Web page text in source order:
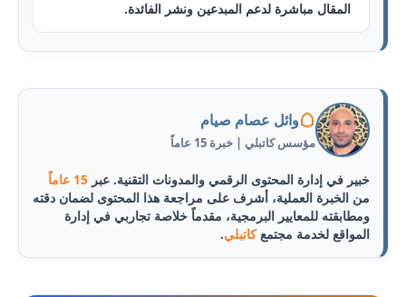
المقال مباشرة لدعم المبدعين ونشر الفائدة.
وائل عصام صيام
مؤسس كاتبلي | خبرة 15 عاماً
خبير في إدارة المحتوى الرقمي والمدونات التقنية. عبر 15 عاماً
من الخبرة العملية، أشرف على مراجعة هذا المحتوى لضمان دقته
ومطابقته للمعايير البرمجية، مقدماً خلاصة تجاربي في إدارة
المواقع لخدمة مجتمعكاتبلي.